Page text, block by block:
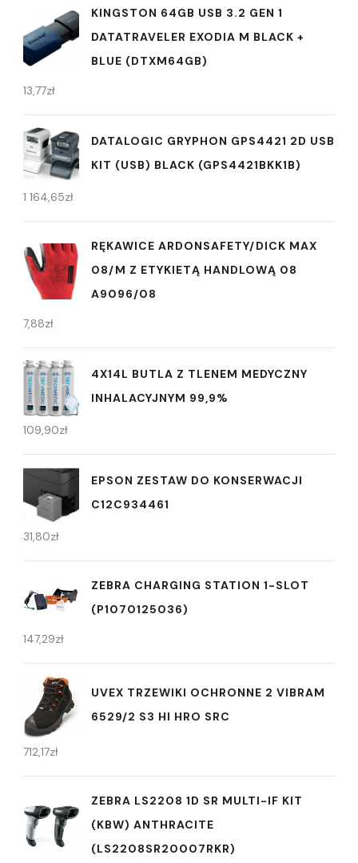
KINGSTON 64GB USB 3.2 GEN 1
DATATRAVELER EXODIA M BLACK +
BLUE (DTXM64GB)
13,77zł
DATALOGIC GRYPHON GPS4421 2D USB
KIT (USB) BLACK (GPS4421BKK1B)
1 164,65zł
RĘKAWICE ARDONSAFETY/DICK MAX
08/M Z ETYKIETĄ HANDLOWĄ 08
A9096/08
7,88zł
4X14L BUTLA Z TLENEM MEDYCZNY
INHALACYJNYM 99,9%
109,90zł
EPSON ZESTAW DO KONSERWACJI
C12C934461
31,80zł
ZEBRA CHARGING STATION 1-SLOT
(P1070125036)
147,29zł
UVEX TRZEWIKI OCHRONNE 2 VIBRAM
6529/2 S3 HI HRO SRC
712,17zł
ZEBRA LS2208 1D SR MULTI-IF KIT
(KBW) ANTHRACITE
(LS2208SR20007RKR)